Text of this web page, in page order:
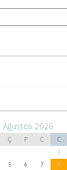
Ağustos 2026
Ç P C C
1
5 6 7 8